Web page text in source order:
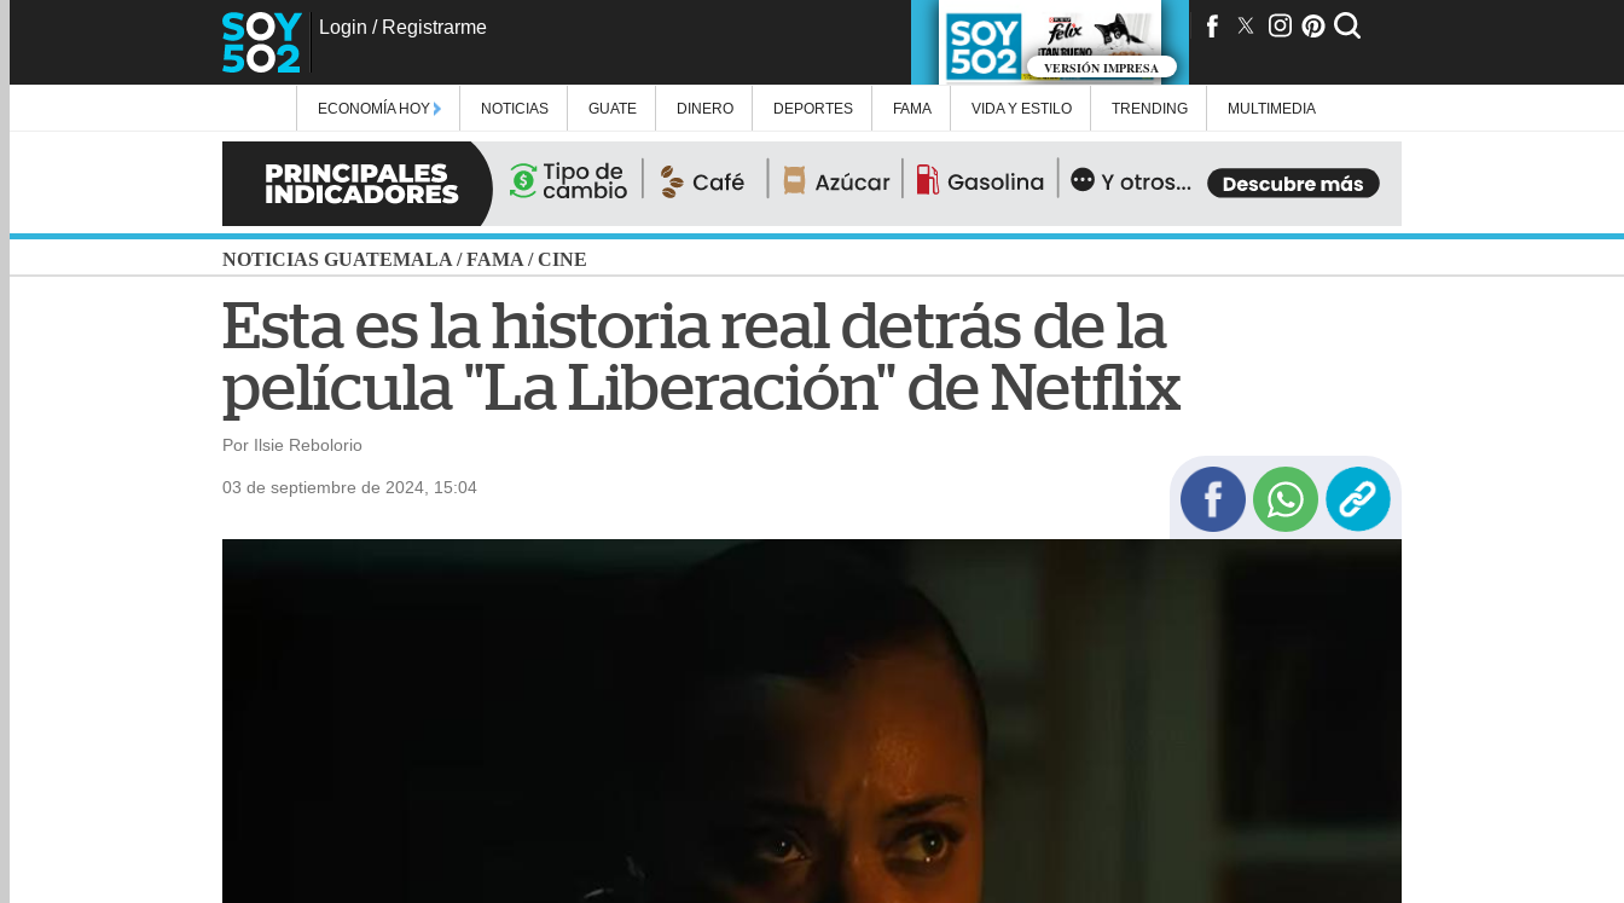
Login / Registrarme
VERSIÓN IMPRESA
ECONOMÍA HOY NOTICIAS GUATE DINERO DEPORTES FAMA VIDA Y ESTILO TRENDING MULTIMEDIA
NOTICIAS GUATEMALA /FAMA /CINE
Esta es la historia real detrás de la
película "La Liberación" de Netflix
Por Ilsie Rebolorio
03 de septiembre de 2024, 15:04